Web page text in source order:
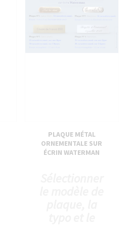
PLAQUE MÉTAL
ORNEMENTALE SUR
ÉCRIN WATERMAN